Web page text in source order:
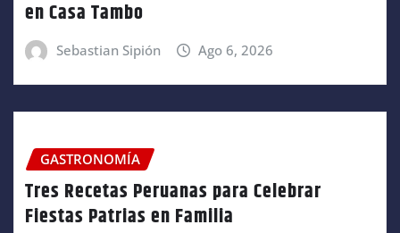
en Casa Tambo
Sebastian Sipión Ago 6, 2026
GASTRONOMÍA
Tres Recetas Peruanas para Celebrar
Fiestas Patrias en Familia